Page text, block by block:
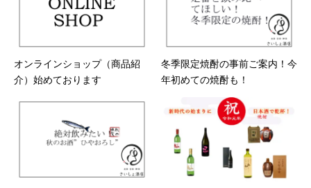
オンラインショップ（商品紹
介）始めております
冬季限定焼酎の事前ご案内！今
年初めての焼酎も！